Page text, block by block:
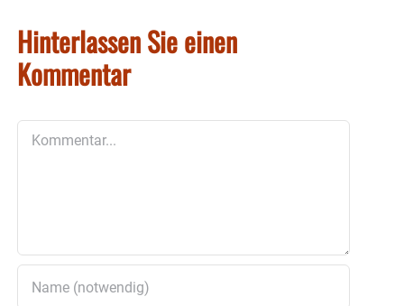
Hinterlassen Sie einen
Kommentar